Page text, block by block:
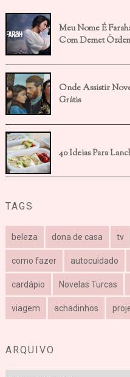
Meu Nome É
Com Demet
Onde Assistir
Grátis
40 Ideias Para
TAGS
beleza dona de casa tv
como fazer autocuidado
cardápio Novelas Turcas
viagem achadinhos
ARQUIVO